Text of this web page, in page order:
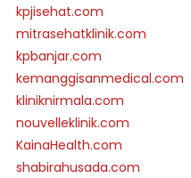
kpjisehat.com
mitrasehatklinik.com
kpbanjar.com
kemanggisanmedical.com
kliniknirmala.com
nouvelleklinik.com
KainaHealth.com
shabirahusada.com